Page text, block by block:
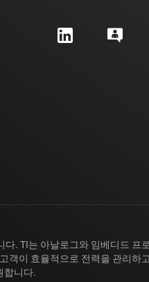
. TI는 아날로그와 임베디드 프
객이 효율적으로 전력을 관리하
합니다.